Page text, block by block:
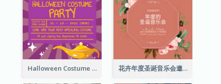
Halloween Costume Party Invitation 花卉年度圣诞音乐会邀请函